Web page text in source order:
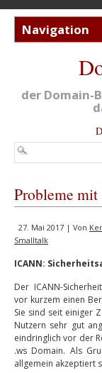
der Domain-
Probleme
27. Mai 2017 | Von
Smalltalk
ICANN:
Der ICANN-
vor kurzem einen
Sie sind seit einiger
Nutzern sehr gut
eindringlich vor der
.ws Domain. Als
allgemein akzeptiert